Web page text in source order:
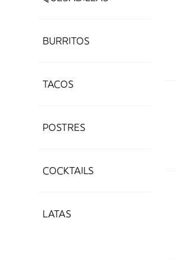
BURRITOS
TACOS
POSTRES
COCKTAILS
LATAS